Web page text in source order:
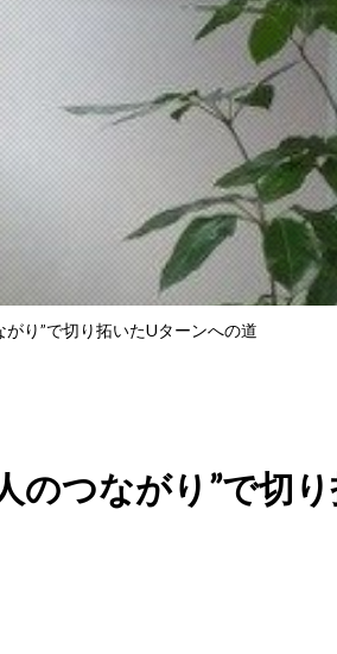
り”で切り拓いたUターンへの道
のつながり”で切